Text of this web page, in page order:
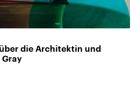
die Architektin und
Gray